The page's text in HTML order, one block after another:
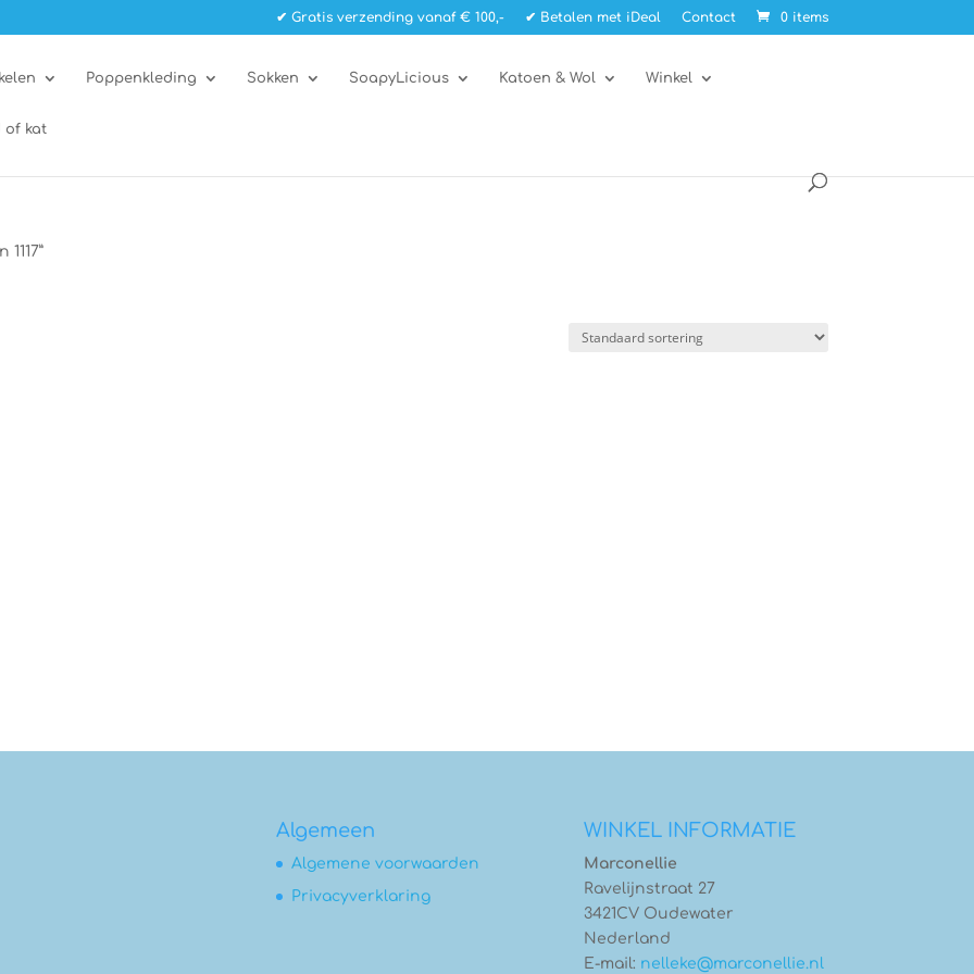
✔ Gratis verzending vanaf € 100,- ✔ Betalen met iDeal Contact 0 items
Poppenkleding Sokken SoapyLicious Katoen & Wol Winkel
of kat
Algemeen
Algemene voorwaarden
Privacyverklaring
WINKEL INFORMATIE
Marconellie
Ravelijnstraat 27
3421CV Oudewater
Nederland
E-mail: nelleke@marconellie.nl